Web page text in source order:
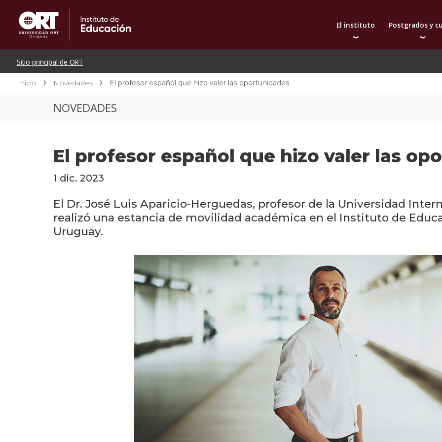
El instituto
Autoridades
Postgrados y
Doctorado
Inicio Novedades El profesor español que hizo valer las oportunidades
NOVEDADES
El profesor español que hizo valer las
1 dic. 2023
El Dr. José Luis Aparicio-Herguedas, profesor de la Universidad
realizó una estancia de movilidad académica en el Instituto de
Uruguay.